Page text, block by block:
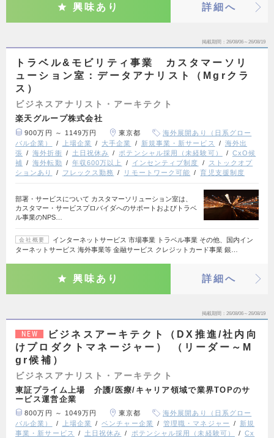
興味あり 詳細へ
掲載期間 26/08/06～26/08/19
トラベル&モビリティ事業 カスタマーソリ
ューション室：データアナリスト（Mgrクラ
ス）
ビジネスアナリスト・アーキテクト
楽天グループ株式会社
900万円 ～ 1149万円 東京都
海外展開あり（日系グロー
バル企業）
上場企業 大手企業 新規事業・新サービス
海外出
張
海外折衝 土日祝休み ポテンシャル採用（未経験可）
CxO候
補
海外転勤 年収600万以上 インセンティブ制度
ストックオプ
ションあり
フレックス勤務 リモートワーク可能 育児支援制度
部署・サービスについて カスタマーソリューション室は、
カスタマー・サービスプロバイダへのサポートおよびトラベ
ル事業のNPS…
会社概要
インターネットサービス 市場事業 トラベル事業 その他、国内イン
ターネットサービス 海外事業等 金融サービス クレジットカード事業 銀…
興味あり 詳細へ
掲載期間 26/08/06～26/08/19
NEW
ビジネスアーキテクト（DX推進/社内向
けプロダクトマネージャー） （リーダー～M
gr候補）
ビジネスアナリスト・アーキテクト
東証プライム上場 介護/医療/キャリア領域で業界TOPのサ
ービス運営企業
800万円 ～ 1049万円 東京都
海外展開あり（日系グロー
バル企業）
上場企業 ベンチャー企業 管理職・マネジャー
新規
事業・新サービス
土日祝休み ポテンシャル採用（未経験可）
Cx